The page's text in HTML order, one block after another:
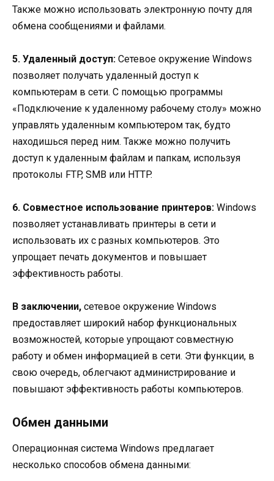
Также можно использовать электронную почту для
обмена сообщениями и файлами.
5. Удаленный доступ: Сетевое окружение Windows
позволяет получать удаленный доступ к
компьютерам в сети. С помощью программы
«Подключение к удаленному рабочему столу» можно
управлять удаленным компьютером так, будто
находишься перед ним. Также можно получить
доступ к удаленным файлам и папкам, используя
протоколы FTP, SMB или HTTP.
6. Совместное использование принтеров: Windows
позволяет устанавливать принтеры в сети и
использовать их с разных компьютеров. Это
упрощает печать документов и повышает
эффективность работы.
В заключении, сетевое окружение Windows
предоставляет широкий набор функциональных
возможностей, которые упрощают совместную
работу и обмен информацией в сети. Эти функции, в
свою очередь, облегчают администрирование и
повышают эффективность работы компьютеров.
Обмен данными
Операционная система Windows предлагает
несколько способов обмена данными: